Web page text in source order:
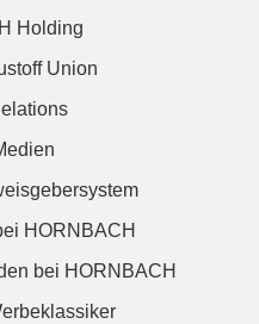
Holding
Union
HORNBACH
bei HORNBACH